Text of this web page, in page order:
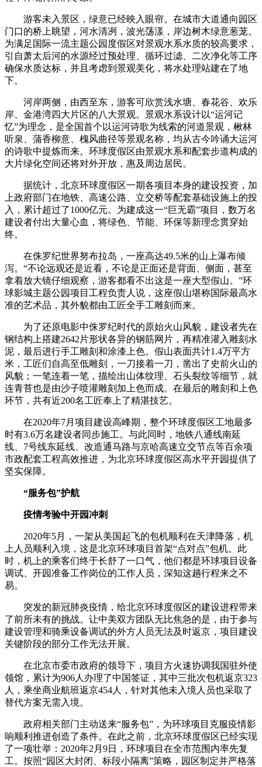
游客未入景区，绿意已经映入眼帘。在城市大道通向园区
门口的桥上眺望，河水清冽，波光荡漾，岸边树木绿意葱茏。
为满足国际一流主题公园度假区对景观水系水质的较高要求，
引自萧太后河的水源经过预处理、循环过滤、二次净化等工序
确保水质达标，并且考虑到景观美化，将水处理站建在了地
下。
河岸两侧，由西至东，游客可欣赏浅水塘、春花谷、欢乐
岸、金港湾四大片区的八大景观。景观水系设计以“运河记
忆”为理念，是全国首个以运河诗歌为线索的河道景观，楸林
听泉、蒲香柳意、槐风曲径等景观名称，均从古今吟诵大运河
的诗歌中提炼而来。环球度假区由景观水系和配套步道构成的
大片绿化空间还将对外开放，惠及周边居民。
据统计，北京环球度假区一期各项目本身的建设投资，加
上政府部门在地铁、高速公路、立交桥等配套基础设施上的投
入，累计超过了1000亿元。为建成这一“巨无霸”项目，数万名
建设者付出大量心血，将绿色、节能、环保等新理念贯穿始
终。
在侏罗纪世界努布拉岛，一座高达49.5米的山上瀑布倾
泻。“不论远观还是近看，不论是正面还是背面、侧面，甚至
拿着放大镜仔细观察，游客都看不出这是一座大型假山。”环
球影城主题公园项目工程负责人说，这座假山堪称国际最高水
准的艺术品，其外貌都由工匠全手工雕刻而来。
为了还原电影中侏罗纪时代的原始火山风貌，建设者先在
钢结构上搭建2642片形状各异的钢筋网片，再精准灌入雕刻水
泥，最后进行手工雕刻和涂漆上色。假山表面共计1.4万平方
米，工匠们自高至低雕刻，一刀接着一刀，凿出了史前火山的
风貌；一笔连着一笔，描绘出山体纹理、石头裂纹等细节，就
连青苔也是由沙子喷灌雕刻加上色而成。在最后的雕刻和上色
环节，共有近200名工匠奉上了精湛技艺。
在2020年7月项目建设高峰期，整个环球度假区工地最多
时有3.6万名建设者同步施工。与此同时，地铁八通线南延
线、7号线东延线、改造通马路与京哈高速立交节点等百余项
市政配套工程高效推进，为北京环球度假区高水平开园提供了
坚实保障。
“服务包”护航
疫情考验中开园冲刺
2020年5月，一架从美国起飞的包机顺利在天津降落，机
上人员顺利入境，这是北京环球项目首架“点对点”包机。此
时，机上的乘客们终于长舒了一口气，他们都是环球项目设备
调试、开园准备工作岗位的工作人员，深知这趟行程来之不
易。
突发的新冠肺炎疫情，给北京环球度假区的建设进程带来
了前所未有的挑战。让中美双方团队无比焦急的是，由于参与
建设管理和骑乘设备调试的外方人员无法及时返京，项目建设
关键阶段的部分工作无法开展。
在北京市委市政府的领导下，项目方火速协调我国驻外使
领馆，累计为906人办理了中国签证，其中三批次包机返京323
人，乘坐商业航班返京454人，针对其他未入境人员也采取了
替代方案无需入境。
政府相关部门主动送来“服务包”，为环球项目克服疫情影
响顺利推进创造了条件。在此之前，北京环球度假区已经实现
了一项壮举：2020年2月9日，环球项目在全市范围内率先复
工。按照“园区大封闭、标段小隔离”策略，园区制定并严格落